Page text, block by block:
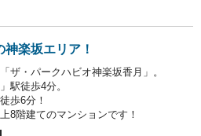
楽坂エリア！
ザ・パークハビオ神楽坂香月」。
駅徒歩4分。
歩6分！
8階建てのマンションです！
イストを盛り込んだエントランスな